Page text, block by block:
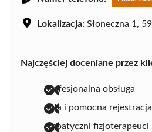
Lokalizacja: Słoneczna 1,
Najczęściej doceniane przez
profesjonalna obsługa
miła i pomocna rejestracja
empatyczni fizjoterapeuci